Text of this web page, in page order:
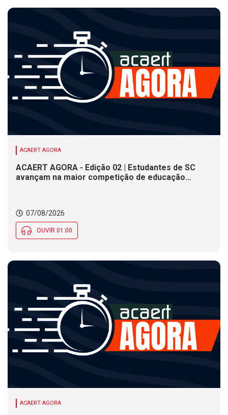
ACAERT AGORA
ACAERT AGORA - Edição 02 | Estudantes de SC
avançam na maior competição de educação
Social nesta sexta (7)
07/08/2026
OUVIR 01:00
ACAERT AGORA